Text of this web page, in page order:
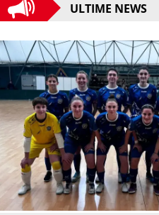
ULTIME NEWS